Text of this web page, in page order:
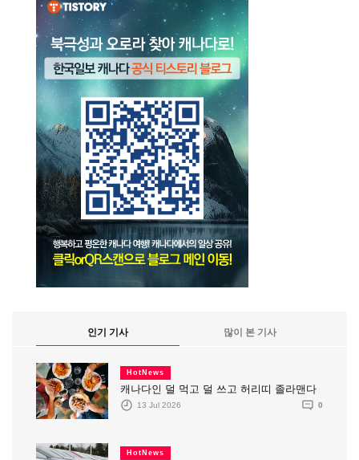
인기 기사 많이 본 기사
HotNews
캐나다인 덜 먹고 덜 쓰고 허리띠 졸라맨다
13 Jul 2026 0
HotNews